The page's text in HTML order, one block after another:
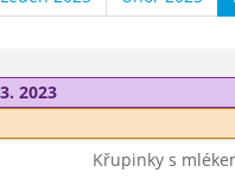
2023
Křupinky s